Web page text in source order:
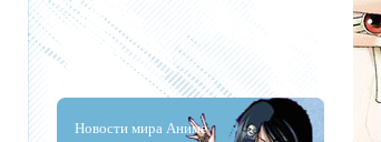
Новости мира Аниме